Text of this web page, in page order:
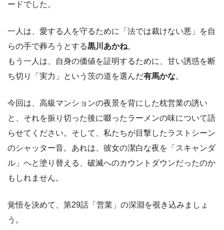
ードでした。
一人は、愛する人を守るために「法では裁けない悪」を自
らの手で葬ろうとする黒川あかね。
もう一人は、自身の価値を証明するために、甘い誘惑を断
ち切り「実力」という茨の道を選んだ有馬かな。
今回は、高級マンションの夜景を背にした枕営業の誘い
と、それを振り切った後に啜ったラーメンの味について語
らせてください。そして、私たちが目撃したラストシーン
のシャッター音。あれは、彼女の潔白な夜を「スキャンダ
ル」へと塗り替える、破滅へのカウントダウンだったのか
もしれません。
覚悟を決めて、第29話「営業」の深淵を覗き込みましょ
う。